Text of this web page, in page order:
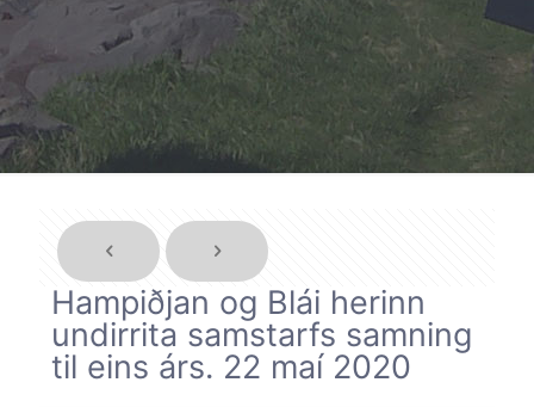
Hampiðjan og Blái herinn
undirrita samstarfs samning
til eins árs. 22 maí 2020